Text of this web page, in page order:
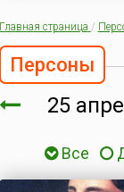
Главная страница /
Персоны
25
Все